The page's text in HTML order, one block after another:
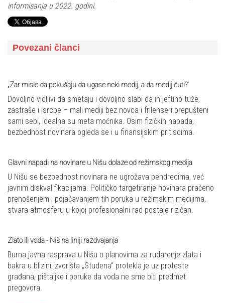
informisanja u 2022. godini.
Povezani članci
„Zar misle da pokušaju da ugase neki medij, a da medij ćuti?“
Dovoljno vidljivi da smetaju i dovoljno slabi da ih jeftino tuže,
zastraše i isrcpe – mali mediji bez novca i frilenseri prepušteni
sami sebi, idealna su meta moćnika. Osim fizičkih napada,
bezbednost novinara ogleda se i u finansijskim pritiscima.
Glavni napadi na novinare u Nišu dolaze od režimskog medija
U Nišu se bezbednost novinara ne ugrožava pendrecima, već
javnim diskvalifikacijama. Političko targetiranje novinara praćeno
prenošenjem i pojačavanjem tih poruka u režimskim medijima,
stvara atmosferu u kojoj profesionalni rad postaje rizičan.
Zlato ili voda - Niš na liniji razdvajanja
Burna javna rasprava u Nišu o planovima za rudarenje zlata i
bakra u blizini izvorišta „Studena“ protekla je uz proteste
građana, pištaljke i poruke da voda ne sme biti predmet
pregovora.